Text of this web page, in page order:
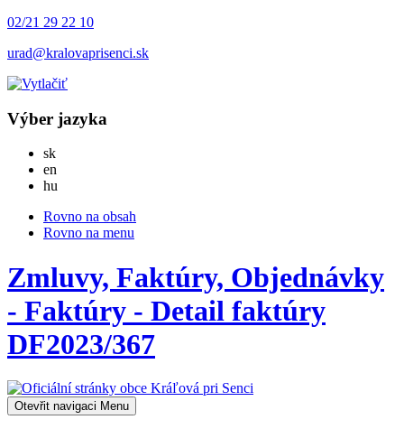
02/21 29 22 10
urad@kralovaprisenci.sk
Výber jazyka
skSlovensky
en
hu
Rovno na obsah
Rovno na menu
Zmluvy, Faktúry, Objednávky
- Faktúry - Detail faktúry
DF2023/367
Otevřit navigaci Menu